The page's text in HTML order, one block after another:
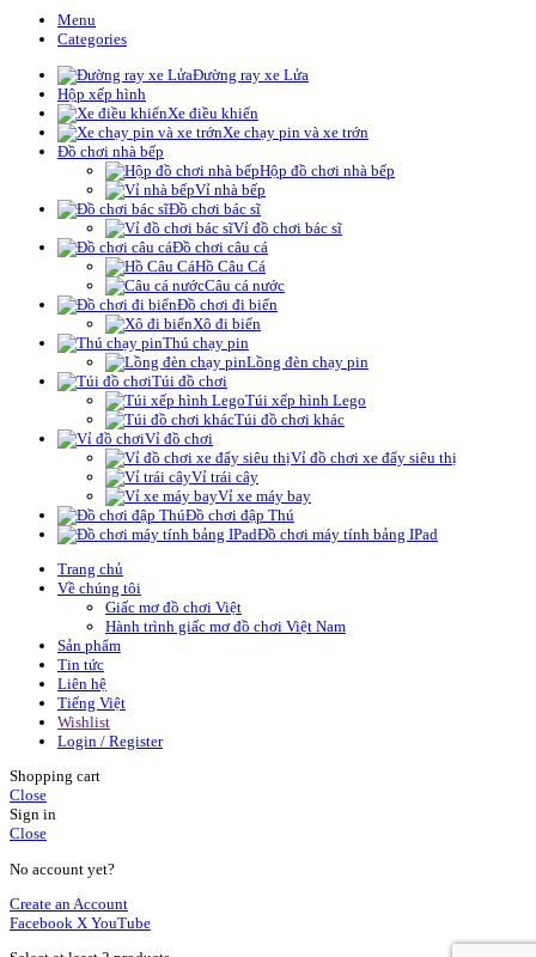
Menu
Categories
Đường ray xe Lửa
Hộp xếp hình
Xe điều khiển
Xe chạy pin và xe trớn
Đồ chơi nhà bếp
Hộp đồ chơi nhà bếp
Vỉ nhà bếp
Đồ chơi bác sĩ
Vỉ đồ chơi bác sĩ
Đồ chơi câu cá
Hồ Câu Cá
Câu cá nước
Đồ chơi đi biển
Xô đi biển
Thú chạy pin
Lồng đèn chạy pin
Túi đồ chơi
Túi xếp hình Lego
Túi đồ chơi khác
Vỉ đồ chơi
Vỉ đồ chơi xe đẩy siêu thị
Vỉ trái cây
Vỉ xe máy bay
Đồ chơi đập Thú
Đồ chơi máy tính bảng IPad
Trang chủ
Về chúng tôi
Giấc mơ đồ chơi Việt
Hành trình giấc mơ đồ chơi Việt Nam
Sản phẩm
Tin tức
Liên hệ
Tiếng Việt
Wishlist
Login / Register
Shopping cart
Close
Sign in
Close
No account yet?
Create an Account
Facebook X YouTube